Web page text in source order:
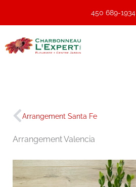
contenu
450 689-1934
Précédent
Arrangement Santa Fe
Arrangement Valencia